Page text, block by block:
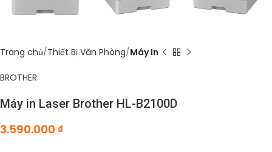
Trang chủ Thiết Bị Văn Phòng Máy In
BROTHER
Máy in Laser Brother HL-B2100D
3.590.000 ₫